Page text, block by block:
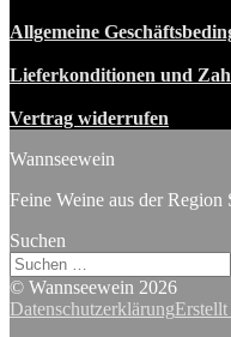
Allgemeine
Lieferkonditionen und
Vertrag widerrufen
Wannseewein
Feine Weine aus der Region
Suchen
Suchen
nach:
© Wannseewein 2026
Datenschutzerklärung